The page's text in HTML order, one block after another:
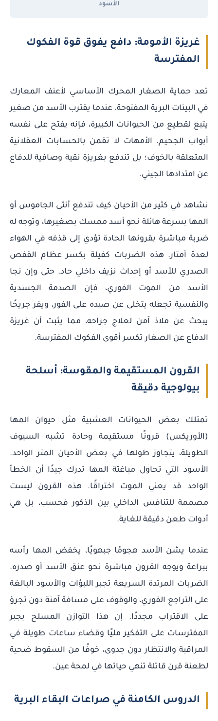
الأسود
غريزة الأمومة: دافع يفوق قوة الفكوك
المفترسة
تعد حماية الصغار المحرك الأساسي لأعنف المعارك
في البيئات البرية المفتوحة. عندما يقترب الأسد من صغير
يتبع لقطيع من الحيوانات الكبيرة، فإنه يفتح على نفسه
أبواب الجحيم. الأمهات لا تقمن بالحسابات العقلانية
المتعلقة بالخوف؛ بل تندفع بغريزة نقية وصافية للدفاع
عن امتدادها الجيني.
نشاهد في كثير من الأحيان كيف تندفع أنثى الجاموس أو
المها بسرعة هائلة نحو أسد ممسك بصغيرها، وتوجه له
ضربة مباشرة بقرونها الحادة تؤدي إلى قذفه في الهواء
لعدة أمتار. هذه الضربات كفيلة بكسر عظام القفص
الصدري للأسد أو إحداث نزيف داخلي حاد. حتى وإن نجا
الأسد من الموت الفوري، فإن الصدمة الجسدية
والنفسية تجعله يتخلى عن صيده على الفور، ويفر جريحًا
يبحث عن ملاذ آمن لعلاج جراحه، مما يثبت أن غريزة
الدفاع عن الصغار تكسر أقوى الفكوك المفترسة.
القرون المستقيمة والمقوسة: أسلحة
بيولوجية دقيقة
تمتلك بعض الحيوانات العشبية مثل حيوان المها
(الأوريكس) قرونًا مستقيمة وحادة تشبه السيوف
الطويلة، يتجاوز طولها في بعض الأحيان المتر الواحد.
الأسود التي تحاول مباغتة المها تدرك جيدًا أن الخطأ
الواحد قد يعني الموت اختراقًا. هذه القرون ليست
مصممة للتنافس الداخلي بين الذكور فحسب، بل هي
أدوات طعن دقيقة للغاية.
عندما يشن الأسد هجومًا جبهويًا، يخفض المها رأسه
ببراعة ويوجه القرون مباشرة نحو عنق الأسد أو صدره.
الضربات المرتدة السريعة تجبر اللبؤات والأسود البالغة
على التراجع الفوري، والوقوف على مسافة آمنة دون تجرؤ
على الاقتراب مجددًا. إن هذا التوازن المسلح يجبر
المفترسات على التفكير مليًا وقضاء ساعات طويلة في
المراقبة والانتظار دون جدوى، خوفًا من السقوط ضحية
لطعنة قرن قاتلة تنهي حياتها في لمحة عين.
الدروس الكامنة في صراعات البقاء البرية